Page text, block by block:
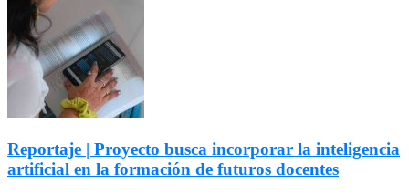
Reportaje | Proyecto busca incorporar la inteligencia
artificial en la formación de futuros docentes